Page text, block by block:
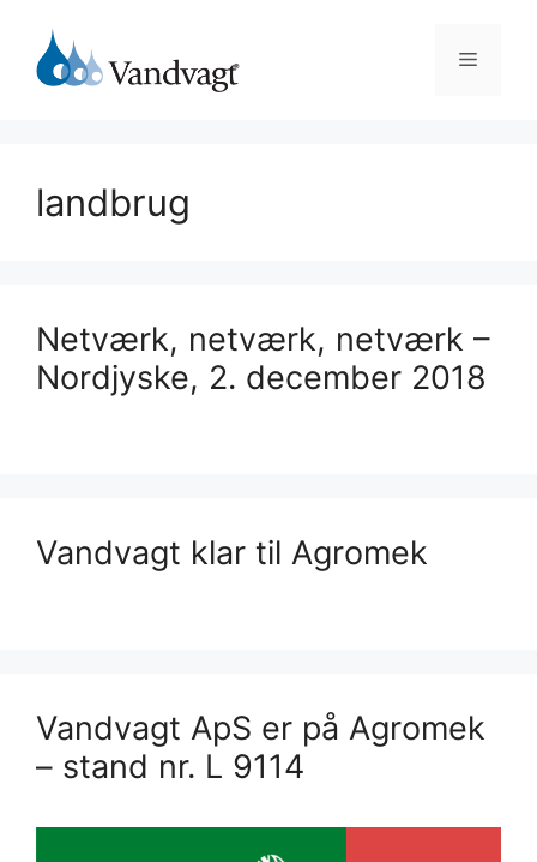
indhold
Menu
landbrug
Netværk, netværk, netværk –
Nordjyske, 2. december 2018
Vandvagt klar til Agromek
Vandvagt ApS er på Agromek
– stand nr. L 9114